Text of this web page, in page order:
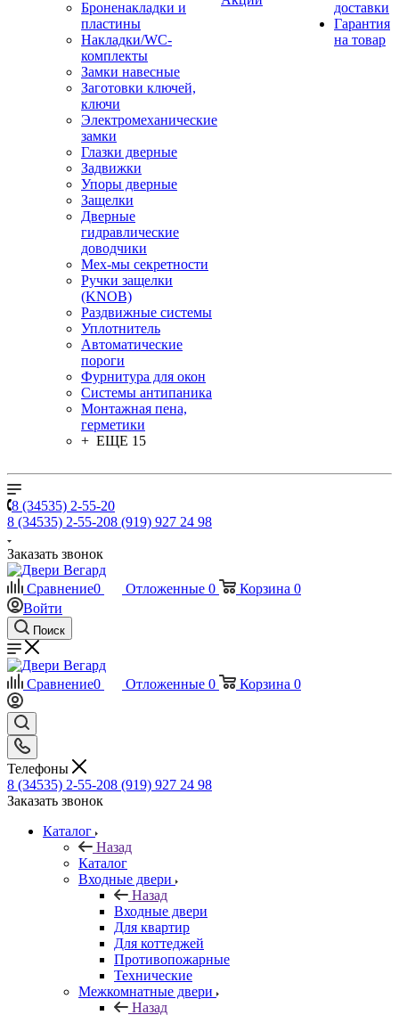
Броненакладки и
пластины
Накладки/WC-
комплекты
Замки навесные
Заготовки ключей,
ключи
Электромеханические
замки
Глазки дверные
Задвижки
Упоры дверные
Защелки
Дверные
гидравлические
доводчики
Мех-мы секретности
Ручки защелки
(KNOB)
Раздвижные системы
Уплотнитель
Автоматические
пороги
Фурнитура для окон
Системы антипаника
Монтажная пена,
герметики
+ ЕЩЕ 15
доставки
Гарантия
на товар
8 (34535) 2-55-20
8 (34535) 2-55-208 (919) 927 24 98
Заказать звонок
Сравнение0 Отложенные 0 Корзина 0
Войти
Поиск
Сравнение0 Отложенные 0 Корзина 0
Телефоны
8 (34535) 2-55-208 (919) 927 24 98
Заказать звонок
Каталог
Назад
Каталог
Входные двери
Назад
Входные двери
Для квартир
Для коттеджей
Противопожарные
Технические
Межкомнатные двери
Назад